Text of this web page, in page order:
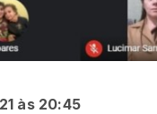
às 20:45